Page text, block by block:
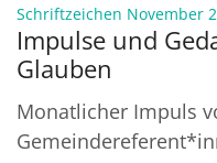
Schriftzeichen November
Impulse und
Glauben
Monatlicher Impuls